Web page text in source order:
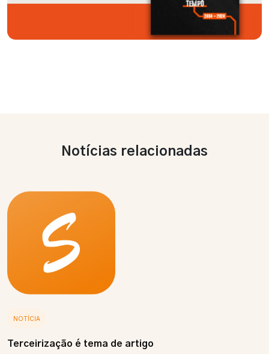
Notícias relacionadas
NOTÍCIA
Terceirização é tema de artigo